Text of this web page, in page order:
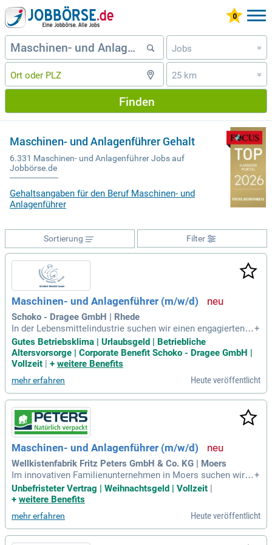
Jobs »
25 km »
Finden
Maschinen- und Anlagenführer Gehalt
6.331 Maschinen- und Anlagenführer Jobs auf
Jobbörse.de
Gehaltsangaben für den Beruf Maschinen- und
Anlagenführer
Filter
Sortierung
Maschinen- und Anlagenführer (m/w/d)
Schoko - Dragee GmbH | Rhede
In der Lebensmittelindustrie suchen wir einen engagierten
Maschinen- und Anlagenführer (m/w/d). Ihre Aufgaben umfa
ssen das Einrichten von Maschinen, Kontrollen gemäß unse
ren hohen Qualitätsstandards und die Behebung kleinerer St
ldung mit und haben idealerweise Erfahrung in der Verpacku
ngstechnik. Bereitschaft zur Schichtarbeit und Deutschkenn
tnisse auf Niveau B1 sind erforderlich. Wir bieten ein attrakt
ives Tarifentgelt inklusive 13. Gehalt, 30 Urlaubstage und be
triebliche Altersvorsorge. Bewerben Sie sich jetzt und werde
n Sie Teil unseres dynamischen Teams!
+
Gutes Betriebsklima | Urlaubsgeld | Betriebliche
Altersvorsorge | Corporate Benefit Schoko - Dragee GmbH |
Vollzeit | + weitere Benefits
mehr erfahren Heute veröffentlicht
Maschinen- und Anlagenführer (m/w/d)
Wellkistenfabrik Fritz Peters GmbH & Co. KG | Moers
Im innovativen Familienunternehmen in Moers suchen wir al
s Maschinen- und Anlagenführer (m/w/d) tatkräftige Unterst
ützung in einem unbefristeten Vollzeitjob. Hier arbeiten Sie
schinen, die regelmäßig optimiert werden. Ihre Hauptaufgab
en umfassen das selbständige Einrichten, Rüsten und Bedie
nen der Maschinen sowie die Durchführung von Wartungs- u
+
Unbefristeter Vertrag | Weihnachtsgeld | Vollzeit
+ weitere Benefits
mehr erfahren Heute veröffentlicht